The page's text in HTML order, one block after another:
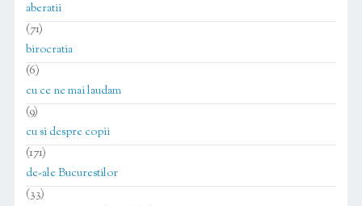
aberatii
(71)
birocratia
(6)
cu ce ne mai laudam
(9)
cu si despre copii
(171)
de-ale Bucurestilor
(33)